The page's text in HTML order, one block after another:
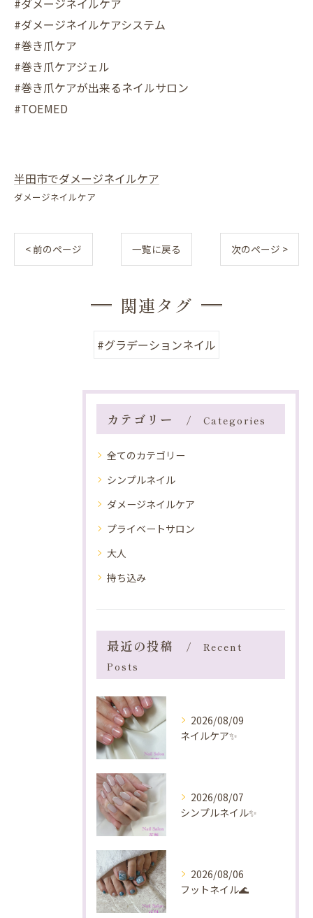
#ダメージネイルケア
#ダメージネイルケアシステム
#巻き爪ケア
#巻き爪ケアジェル
#巻き爪ケアが出来るネイルサロン
#TOEMED
半田市でダメージネイルケア
ダメージネイルケア
< 前のページ 一覧に戻る 次のページ >
関連タグ
#グラデーションネイル
カテゴリー Categories
全てのカテゴリー
シンプルネイル
ダメージネイルケア
プライベートサロン
大人
持ち込み
最近の投稿
Recent
Posts
2026/08/09
ネイルケア✨️
2026/08/07
シンプルネイル✨️
2026/08/06
フットネイル🌊